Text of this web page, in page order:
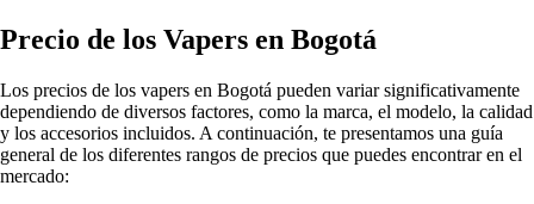
Precio de los Vapers en Bogotá
Los precios de los vapers en Bogotá pueden variar significativamente
dependiendo de diversos factores, como la marca, el modelo, la calidad
y los accesorios incluidos. A continuación, te presentamos una guía
general de los diferentes rangos de precios que puedes encontrar en el
mercado: